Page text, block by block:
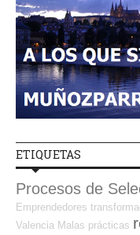
ETIQUETAS
Procesos de
Emprendedores
Valencia Malas prácticas